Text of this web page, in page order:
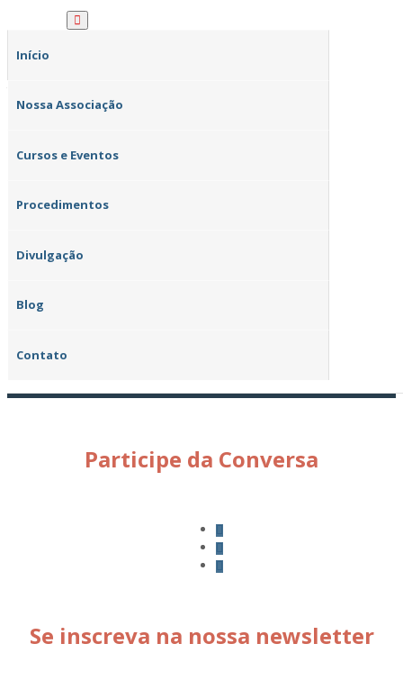
Início
Nossa Associação
Cursos e Eventos
Procedimentos
Divulgação
Blog
Contato
Lorem ipsum dolor sit amet, consectetur adipiscing elit. Mauris
Participe da Conversa
Se inscreva na nossa newsletter